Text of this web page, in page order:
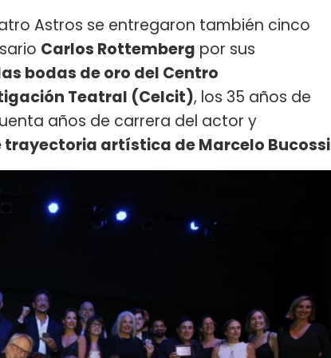
Astros se entregaron también cinco
Carlos Rottemberg por sus
bodas de oro del Centro
Teatral (Celcit), los 35 años de
años de carrera del actor y
trayectoria artística de Marcelo